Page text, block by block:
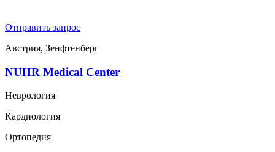
Отправить запрос
Австрия, Зенфтенберг
NUHR Medical Center
Неврология
Кардиология
Ортопедия